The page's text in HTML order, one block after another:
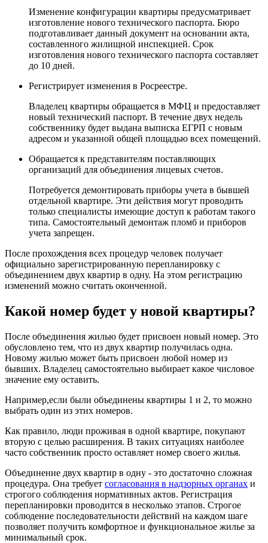
Изменение конфигурации квартиры предусматривает
изготовление нового технического паспорта. Бюро
подготавливает данный документ на основании акта,
составленного жилищной инспекцией. Срок
изготовления нового технического паспорта составляет
до 10 дней.
Регистрирует изменения в Росреестре.
Владелец квартиры обращается в МФЦ и предоставляет
новый технический паспорт. В течение двух недель
собственнику будет выдана выписка ЕГРП с новым
адресом и указанной общей площадью всех помещений.
Обращается к представителям поставляющих
организаций для объединения лицевых счетов.
Потребуется демонтировать приборы учета в бывшей
отдельной квартире. Эти действия могут проводить
только специалисты имеющие доступ к работам такого
типа. Самостоятельный демонтаж пломб и приборов
учета запрещен.
После прохождения всех процедур человек получает
официально зарегистрированную перепланировку с
объединением двух квартир в одну. На этом регистрацию
изменений можно считать оконченной.
Какой номер будет у новой квартиры?
После объединения жилью будет присвоен новый номер. Это
обусловлено тем, что из двух квартир получилась одна.
Новому жилью может быть присвоен любой номер из
бывших. Владелец самостоятельно выбирает какое числовое
значение ему оставить.
Например,если были объединены квартиры 1 и 2, то можно
выбрать один из этих номеров.
Как правило, люди проживая в одной квартире, покупают
вторую с целью расширения. В таких ситуациях наиболее
часто собственник просто оставляет номер своего жилья.
Объединение двух квартир в одну - это достаточно сложная
процедура. Она требует согласования в надзорных органах и
строгого соблюдения нормативных актов. Регистрация
перепланировки проводится в несколько этапов. Строгое
соблюдение последовательности действий на каждом шаге
позволяет получить комфортное и функциональное жилье за
минимальный срок.